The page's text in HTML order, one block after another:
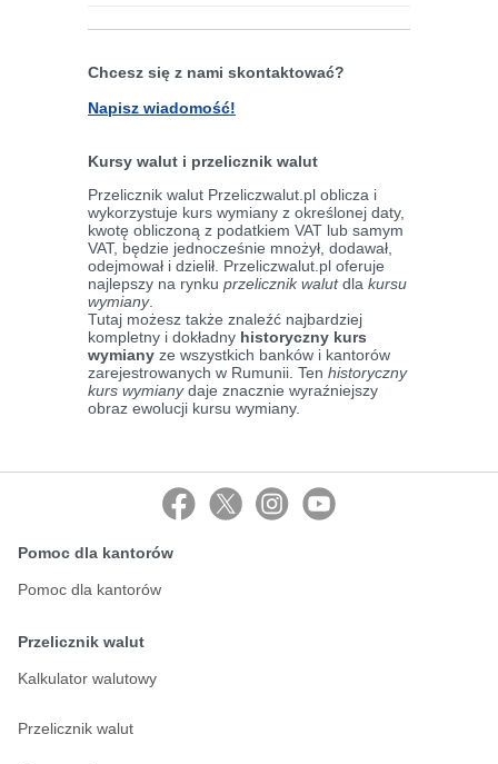
Chcesz się z nami skontaktować?
Napisz wiadomość!
Kursy walut i przelicznik walut
Przelicznik walut Przeliczwalut.pl oblicza i
wykorzystuje kurs wymiany z określonej daty,
kwotę obliczoną z podatkiem VAT lub samym
VAT, będzie jednocześnie mnożył, dodawał,
odejmował i dzielił. Przeliczwalut.pl oferuje
najlepszy na rynku przelicznik walutdla kursu
wymiany.
Tutaj możesz także znaleźć najbardziej
kompletny i dokładny historyczny kurs
wymiany ze wszystkich banków i kantorów
zarejestrowanych w Rumunii. Ten historyczny
kurs wymianydaje znacznie wyraźniejszy
obraz ewolucji kursu wymiany.
Pomoc dla kantorów
Pomoc dla kantorów
Przelicznik walut
Kalkulator walutowy
Przelicznik walut